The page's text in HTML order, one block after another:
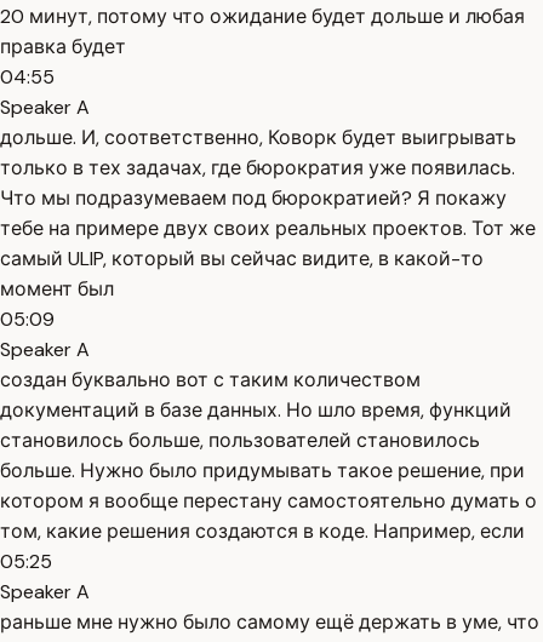
20 минут, потому что ожидание будет дольше и любая
правка будет
04:55
Speaker A
дольше. И, соответственно, Коворк будет выигрывать
только в тех задачах, где бюрократия уже появилась.
Что мы подразумеваем под бюрократией? Я покажу
тебе на примере двух своих реальных проектов. Тот же
самый ULIP, который вы сейчас видите, в какой-то
момент был
05:09
Speaker A
создан буквально вот с таким количеством
документаций в базе данных. Но шло время, функций
становилось больше, пользователей становилось
больше. Нужно было придумывать такое решение, при
котором я вообще перестану самостоятельно думать о
том, какие решения создаются в коде. Например, если
05:25
Speaker A
раньше мне нужно было самому ещё держать в уме, что